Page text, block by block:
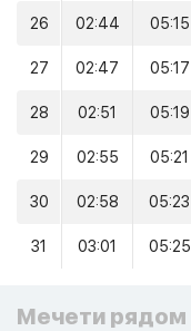
26 02:44 05:15
27 02:47 05:17
28 02:51 05:19
29 02:55 05:21
30 02:58 05:23
31 03:01 05:25
Мечети рядом